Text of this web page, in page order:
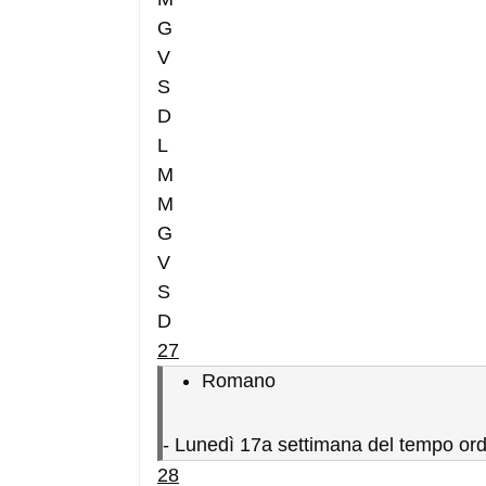
G
V
S
D
L
M
M
G
V
S
D
27
Romano
- Lunedì 17a settimana del tempo
28